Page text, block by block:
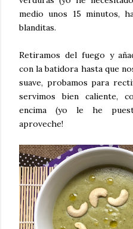
medio unos 15 minutos,
blanditas.
Retiramos del fuego y
con la batidora hasta que
suave, probamos para
servimos bien caliente,
encima (yo le he
aproveche!